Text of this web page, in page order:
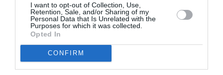
I want to opt-out of Collection, Use,
Retention, Sale, and/or Sharing of my
Personal Data that Is Unrelated with the
Purposes for which it was collected.
Opted In
CONFIRM
χρόνια. Με στόχο την ευαισθητοποίηση των νέων στο
περιβαλλοντικό αποτύπωμα που αφήνει κάθε δράση
μας, θα συνεργαστούμε με εικαστικούς καλλιτέχνες για
να επαναπροσδιορίσουμε το ρόλο κάθε υλικού. Στο
εργαστήριο αυτό παιδιά δημοτικού θα έχουν την
ευκαιρία να επαναχρησιμοποιήσουν παλαιότερα υλικά,